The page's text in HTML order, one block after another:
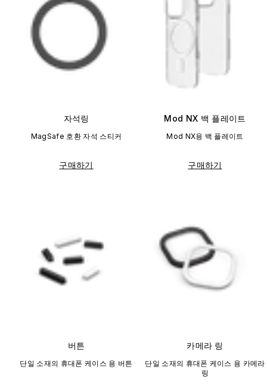
자석링
MagSafe 호환 자석 스티커
구매하기
Mod NX 백 플레이트
Mod NX용 백 플레이트
구매하기
버튼
단일 소재의 휴대폰 케이스 용 버튼
카메라 링
단일 소재의 휴대폰 케이스 용 카메라
링